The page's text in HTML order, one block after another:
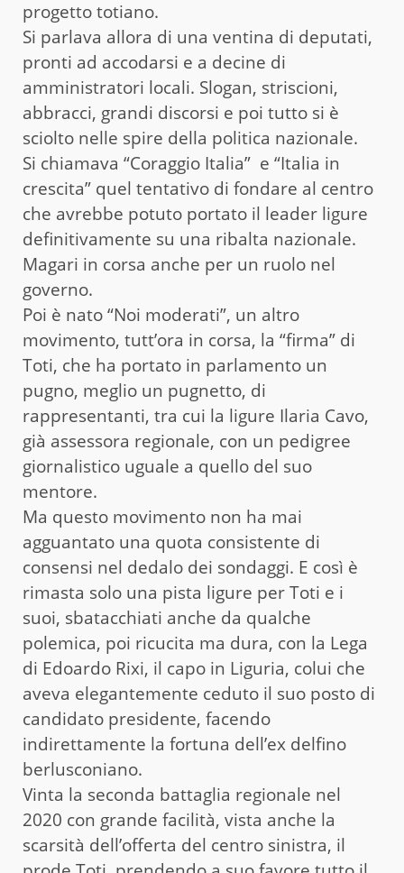
progetto totiano.
Si parlava allora di una ventina di deputati,
pronti ad accodarsi e a decine di
amministratori locali. Slogan, striscioni,
abbracci, grandi discorsi e poi tutto si è
sciolto nelle spire della politica nazionale.
Si chiamava “Coraggio Italia” e “Italia in
crescita” quel tentativo di fondare al centro
che avrebbe potuto portato il leader ligure
definitivamente su una ribalta nazionale.
Magari in corsa anche per un ruolo nel
governo.
Poi è nato “Noi moderati”, un altro
movimento, tutt’ora in corsa, la “firma” di
Toti, che ha portato in parlamento un
pugno, meglio un pugnetto, di
rappresentanti, tra cui la ligure Ilaria Cavo,
già assessora regionale, con un pedigree
giornalistico uguale a quello del suo
mentore.
Ma questo movimento non ha mai
agguantato una quota consistente di
consensi nel dedalo dei sondaggi. E così è
rimasta solo una pista ligure per Toti e i
suoi, sbatacchiati anche da qualche
polemica, poi ricucita ma dura, con la Lega
di Edoardo Rixi, il capo in Liguria, colui che
aveva elegantemente ceduto il suo posto di
candidato presidente, facendo
indirettamente la fortuna dell’ex delfino
berlusconiano.
Vinta la seconda battaglia regionale nel
2020 con grande facilità, vista anche la
scarsità dell’offerta del centro sinistra, il